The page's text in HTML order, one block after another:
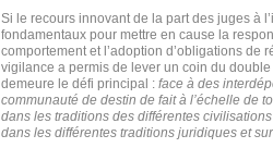
Si le recours innovant de la part des juges à
fondamentaux pour mettre en cause la
comportement et l’adoption d’obligations
vigilance a permis de lever un coin du double
demeure le défi principal : face à des
communauté de destin de fait à l’échelle de
dans les traditions des différentes
dans les différentes traditions juridiques et